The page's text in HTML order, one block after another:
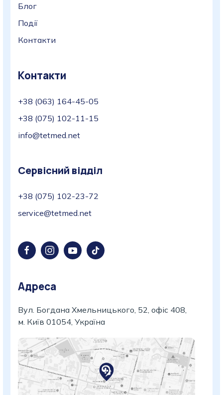
Блог
Події
Контакти
Контакти
+38 (063) 164-45-05
+38 (075) 102-11-15
info@tetmed.net
Сервісний відділ
+38 (075) 102-23-72
service@tetmed.net
Адреса
Вул. Богдана Хмельницького, 52, офіс 408,
м. Київ 01054, Україна